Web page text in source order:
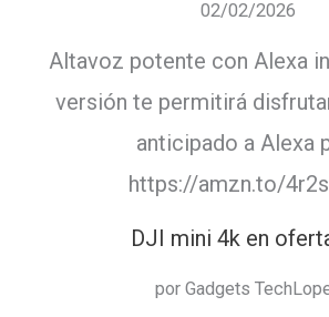
02/02/2026
Altavoz potente con Alexa
versión te permitirá
anticipado a Alexa
https://amzn.to/
DJI mini 4k en
por Gadgets